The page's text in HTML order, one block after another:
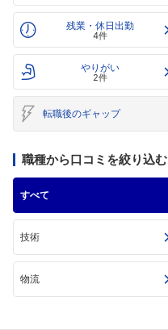
残業・休日出勤
4件
やりがい
2件
転職後のギャップ
職種から口コミを絞り込む
すべて
技術
物流